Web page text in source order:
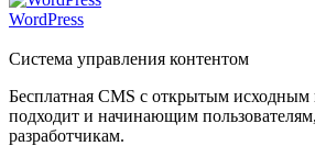
WordPress
Система управления контентом
Бесплатная CMS с открытым исходным
подходит и начинающим
разработчикам.